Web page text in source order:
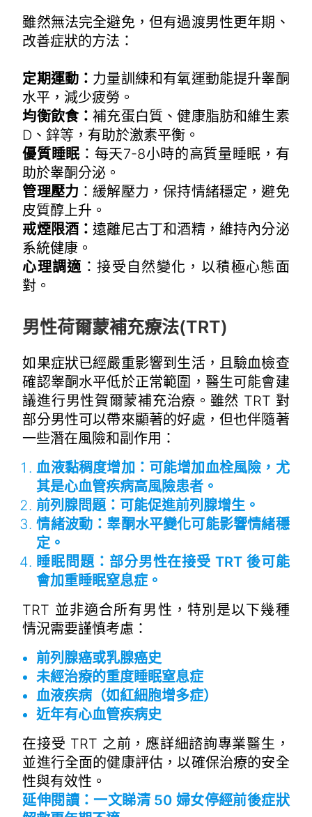
雖然無法完全避免，但有過渡男性更年期、
改善症狀的方法：
定期運動： 力量訓練和有氧運動能提升睾酮
水平，減少疲勞。
均衡飲食：補充蛋白質、健康脂肪和維生素
D、鋅等，有助於激素平衡。
優質睡眠 ：每天7-8小時的高質量睡眠，有
助於睾酮分泌。
管理壓力 ：緩解壓力，保持情緒穩定，避免
皮質醇上升。
戒煙限酒：遠離尼古丁和酒精，維持內分泌
系統健康。
心理調適 ：接受自然變化，以積極心態面
對。
男性荷爾蒙補充療法(TRT)
如果症狀已經嚴重影響到生活，且驗血檢查
確認睾酮水平低於正常範圍，醫生可能會建
議進行男性賀爾蒙補充治療。雖然 TRT 對
部分男性可以帶來顯著的好處，但也伴隨著
一些潛在風險和副作用：
血液黏稠度增加：可能增加血栓風險，尤
其是心血管疾病高風險患者。
前列腺問題：可能促進前列腺增生。
情緒波動：睾酮水平變化可能影響情緒穩
定。
睡眠問題：部分男性在接受 TRT 後可能
會加重睡眠窒息症。
TRT 並非適合所有男性，特別是以下幾種
情況需要謹慎考慮：
前列腺癌或乳腺癌史
未經治療的重度睡眠窒息症
血液疾病（如紅細胞增多症）
近年有心血管疾病史
在接受 TRT 之前，應詳細諮詢專業醫生，
並進行全面的健康評估，以確保治療的安全
性與有效性。
延伸閱讀：一文睇清 50 婦女停經前後症狀